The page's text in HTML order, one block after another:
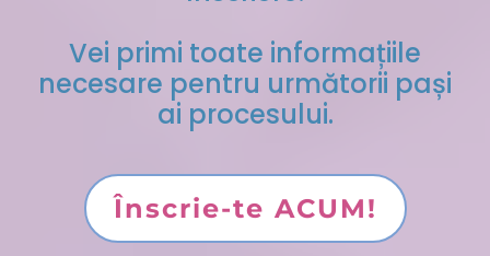
Vei primi toate informațiile
necesare pentru următorii pași
ai procesului.
Înscrie-te ACUM!